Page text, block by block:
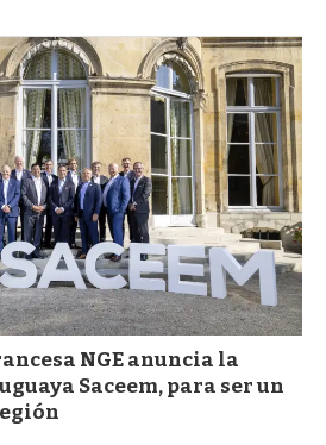
NGE anuncia la
Saceem, para ser un